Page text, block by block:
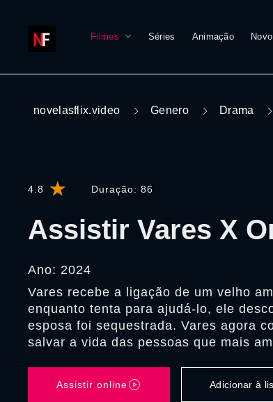
Filmes Séries Animação Novo
novelasflix.video Genero Drama
4.8 Duração: 86
Assistir Vares X
Ano: 2024
Vares recebe a ligação de um velho
enquanto tenta para ajudá-lo, ele
esposa foi sequestrada. Vares agora
salvar a vida das pessoas que mais
Assistir online Adicionar à